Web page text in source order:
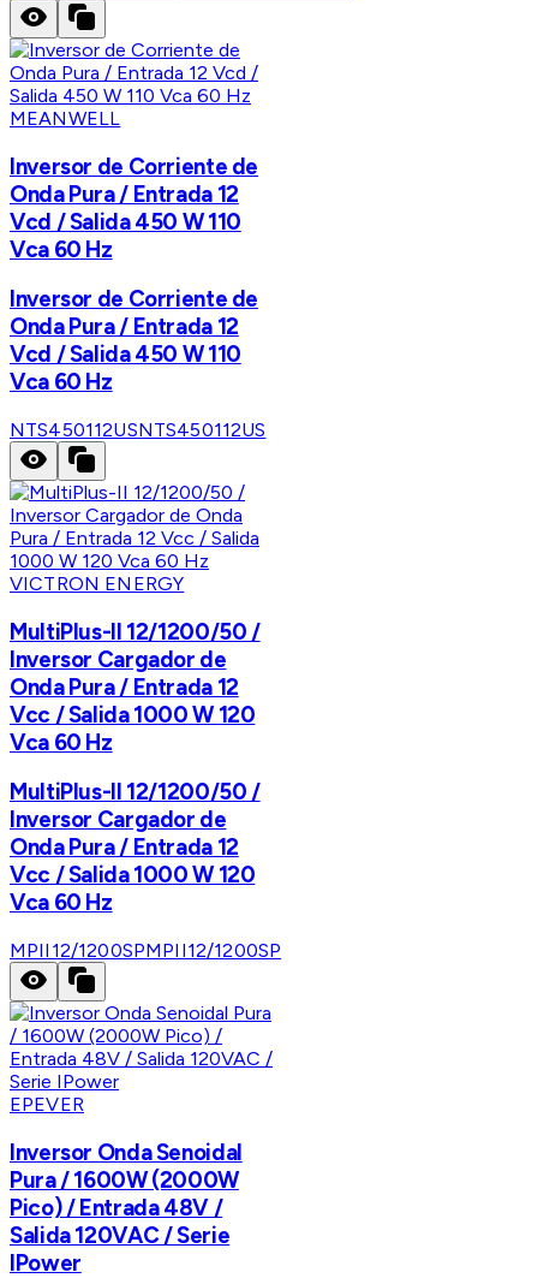
MEANWELL
Inversor de Corriente de
Onda Pura / Entrada 12
Vcd / Salida 450 W 110
Vca 60 Hz
Inversor de Corriente de
Onda Pura / Entrada 12
Vcd / Salida 450 W 110
Vca 60 Hz
NTS450112USNTS450112US
VICTRON ENERGY
MultiPlus-II 12/1200/50 /
Inversor Cargador de
Onda Pura / Entrada 12
Vcc / Salida 1000 W 120
Vca 60 Hz
MultiPlus-II 12/1200/50 /
Inversor Cargador de
Onda Pura / Entrada 12
Vcc / Salida 1000 W 120
Vca 60 Hz
MPII12/1200SPMPII12/1200SP
EPEVER
Inversor Onda Senoidal
Pura / 1600W (2000W
Pico) / Entrada 48V /
Salida 120VAC / Serie
IPower